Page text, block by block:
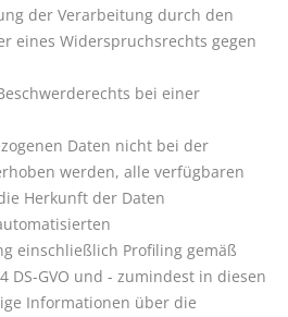
der Verarbeitung durch den
eines Widerspruchsrechts gegen
bei einer
Daten nicht bei der
werden, alle verfügbaren
Herkunft der Daten
einschließlich Profiling gemäß
DS-GVO und - zumindest in diesen
Informationen über die